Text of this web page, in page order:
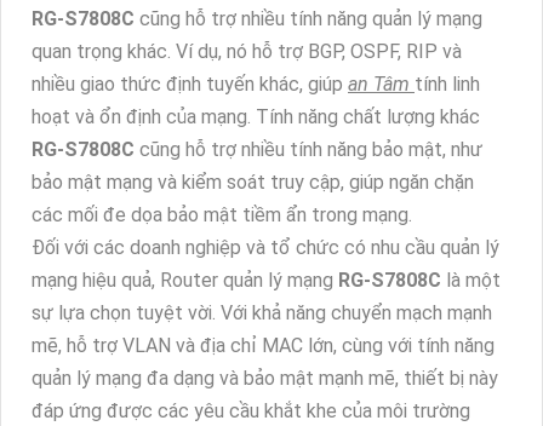
RG-S7808C cũng hỗ trợ nhiều tính năng quản lý mạng
quan trọng khác. Ví dụ, nó hỗ trợ BGP, OSPF, RIP và
nhiều giao thức định tuyến khác, giúp an Tâm tính linh
hoạt và ổn định của mạng. Tính năng chất lượng khác
RG-S7808C cũng hỗ trợ nhiều tính năng bảo mật, như
bảo mật mạng và kiểm soát truy cập, giúp ngăn chặn
các mối đe dọa bảo mật tiềm ẩn trong mạng.
Đối với các doanh nghiệp và tổ chức có nhu cầu quản lý
mạng hiệu quả, Router quản lý mạng RG-S7808C là một
sự lựa chọn tuyệt vời. Với khả năng chuyển mạch mạnh
mẽ, hỗ trợ VLAN và địa chỉ MAC lớn, cùng với tính năng
quản lý mạng đa dạng và bảo mật mạnh mẽ, thiết bị này
đáp ứng được các yêu cầu khắt khe của môi trường